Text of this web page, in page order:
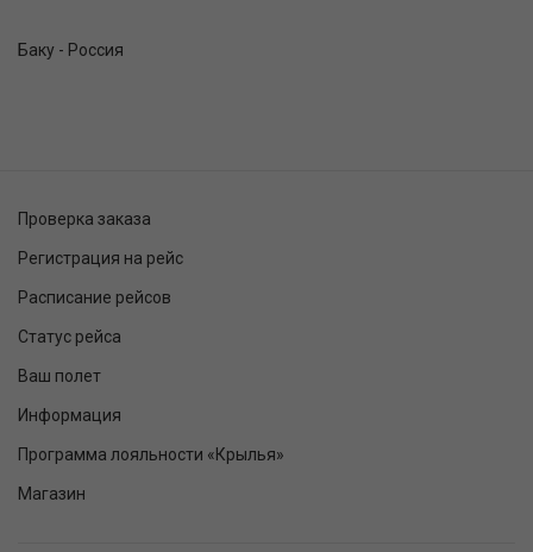
Баку - Россия
Проверка заказа
Регистрация на рейс
Расписание рейсов
Статус рейса
Ваш полет
Информация
Программа лояльности «Крылья»
Магазин